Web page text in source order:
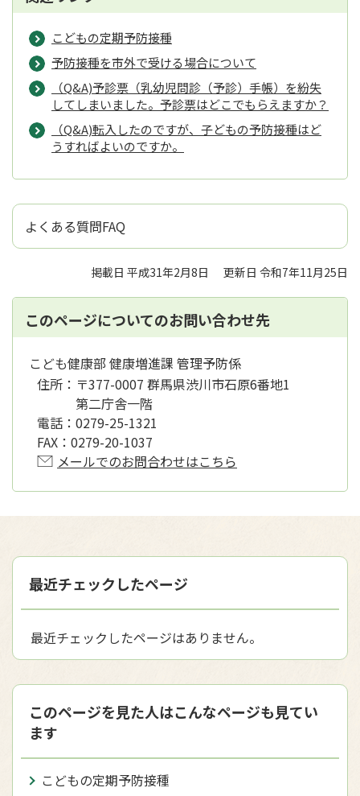
こどもの定期予防接種
予防接種を市外で受ける場合について
（Q&A)予診票（乳幼児問診（予診）手帳）を紛失
してしまいました。予診票はどこでもらえますか？
（Q&A)転入したのですが、子どもの予防接種はど
うすればよいのですか。
よくある質問FAQ
掲載日 平成31年2月8日 更新日 令和7年11月25日
このページについてのお問い合わせ先
こども健康部 健康増進課 管理予防係
住所： 〒377-0007 群馬県渋川市石原6番地1
第二庁舎一階
電話： 0279-25-1321
FAX： 0279-20-1037
メールでのお問合わせはこちら
最近チェックしたページ
最近チェックしたページはありません。
このページを見た人はこんなページも見てい
ます
こどもの定期予防接種